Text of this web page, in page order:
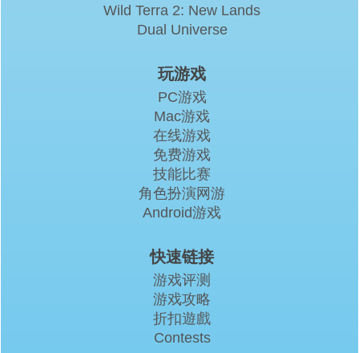
Wild Terra 2: New Lands
Dual Universe
玩游戏
PC游戏
Mac游戏
在线游戏
免费游戏
技能比赛
角色扮演网游
Android游戏
快速链接
游戏评测
游戏攻略
折扣遊戲
Contests